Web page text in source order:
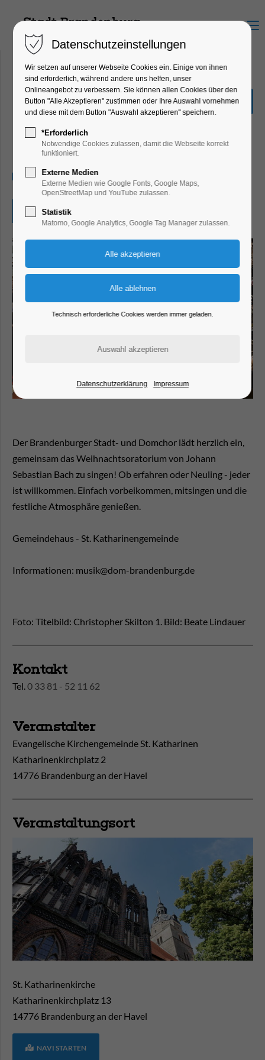
Menu
Offene Chorprobe - J. S.
Bach:
Weihnachtsoratorium
Konzert, Musik, Kunst, Mitmach-Aktion
10.10.2024, 19:30–21:30
Eintritt frei
Der Brandenburger Stadt- und Domchor lädt herzlich ein,
gemeinsam das Weihnachtsoratorium von Johann
Sebastian Bach zu singen! Ob erfahren oder Neuling - jeder
ist willkommen. Einfach vorbeikommen, mitsingen und die
festliche Atmosphäre genießen.
Gemeindehaus - St. Katharinengemeinde
Informationen: musik@dom-brandenburg.de
Foto: Titelbild: Christopher Skilton 1. Bild: Beate Lindauer
Kontakt
Tel.0 33 81 - 52 11 62
Veranstalter
Evangelische Kirchengemeinde St. Katharinen
Katharinenkirchplatz 2
14776 Brandenburg an der Havel
Veranstaltungsort
St. Katharinenkirche
Katharinenkirchplatz 13
14776 Brandenburg an der Havel
NAVI STARTEN
Datenschutzeinstellungen
Wir setzen auf unserer Webseite Cookies ein. Einige von ihnen
sind erforderlich, während andere uns helfen, unser
Onlineangebot zu verbessern. Sie können allen Cookies über den
Button "Alle Akzeptieren" zustimmen oder Ihre Auswahl vornehmen
und diese mit dem Button "Auswahl akzeptieren" speichern.
*Erforderlich
Notwendige Cookies zulassen, damit die Webseite korrekt
funktioniert.
Externe Medien
Externe Medien wie Google Fonts, Google Maps,
OpenStreetMap und YouTube zulassen.
Statistik
Matomo, Google Analytics, Google Tag Manager zulassen.
Technisch erforderliche Cookies werden immer geladen.
Datenschutzerklärung Impressum